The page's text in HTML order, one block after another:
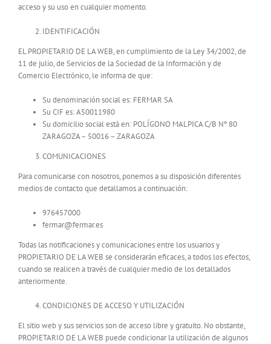
acceso y su uso en cualquier momento.
IDENTIFICACIÓN
EL PROPIETARIO DE LA WEB, en cumplimiento de la Ley 34/2002, de
11 de julio, de Servicios de la Sociedad de la Información y de
Comercio Electrónico, le informa de que:
Su denominación social es: FERMAR SA
Su CIF es: A50011980
Su domicilio social está en: POLÍGONO MALPICA C/B Nº 80
ZARAGOZA – 50016 – ZARAGOZA
COMUNICACIONES
Para comunicarse con nosotros, ponemos a su disposición diferentes
medios de contacto que detallamos a continuación:
976457000
fermar@fermar.es
Todas las notificaciones y comunicaciones entre los usuarios y
PROPIETARIO DE LA WEB se considerarán eficaces, a todos los efectos,
cuando se realicen a través de cualquier medio de los detallados
anteriormente.
CONDICIONES DE ACCESO Y UTILIZACIÓN
El sitio web y sus servicios son de acceso libre y gratuito. No obstante,
PROPIETARIO DE LA WEB puede condicionar la utilización de algunos